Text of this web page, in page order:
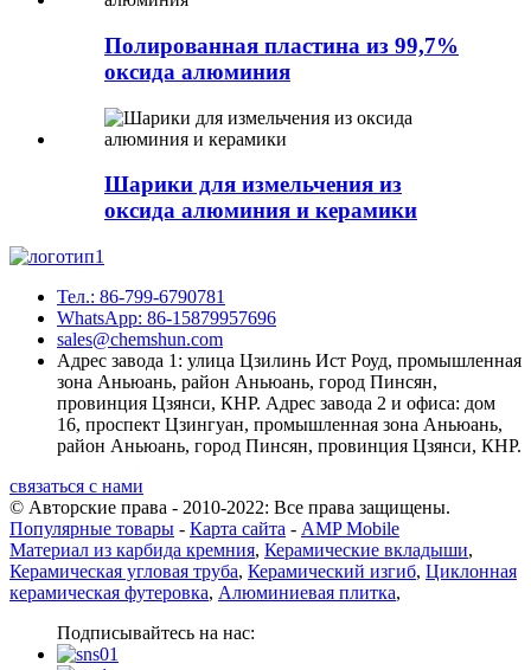
Полированная пластина из 99,7%
оксида алюминия
Шарики для измельчения из
оксида алюминия и керамики
Тел.: 86-799-6790781
WhatsApp: 86-15879957696
sales@chemshun.com
Адрес завода 1: улица Цзилинь Ист Роуд, промышленная
зона Аньюань, район Аньюань, город Пинсян,
провинция Цзянси, КНР. Адрес завода 2 и офиса: дом
16, проспект Цзингуан, промышленная зона Аньюань,
район Аньюань, город Пинсян, провинция Цзянси, КНР.
связаться с нами
© Авторские права - 2010-2022: Все права защищены.
Популярные товары - Карта сайта - AMP Mobile
Материал из карбида кремния, Керамические вкладыши,
Керамическая угловая труба, Керамический изгиб, Циклонная
керамическая футеровка, Алюминиевая плитка,
Подписывайтесь на нас: